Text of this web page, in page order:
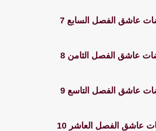
عاشق الفصل السابع 7
عاشق الفصل الثامن 8
عاشق الفصل التاسع 9
عاشق الفصل العاشر 10